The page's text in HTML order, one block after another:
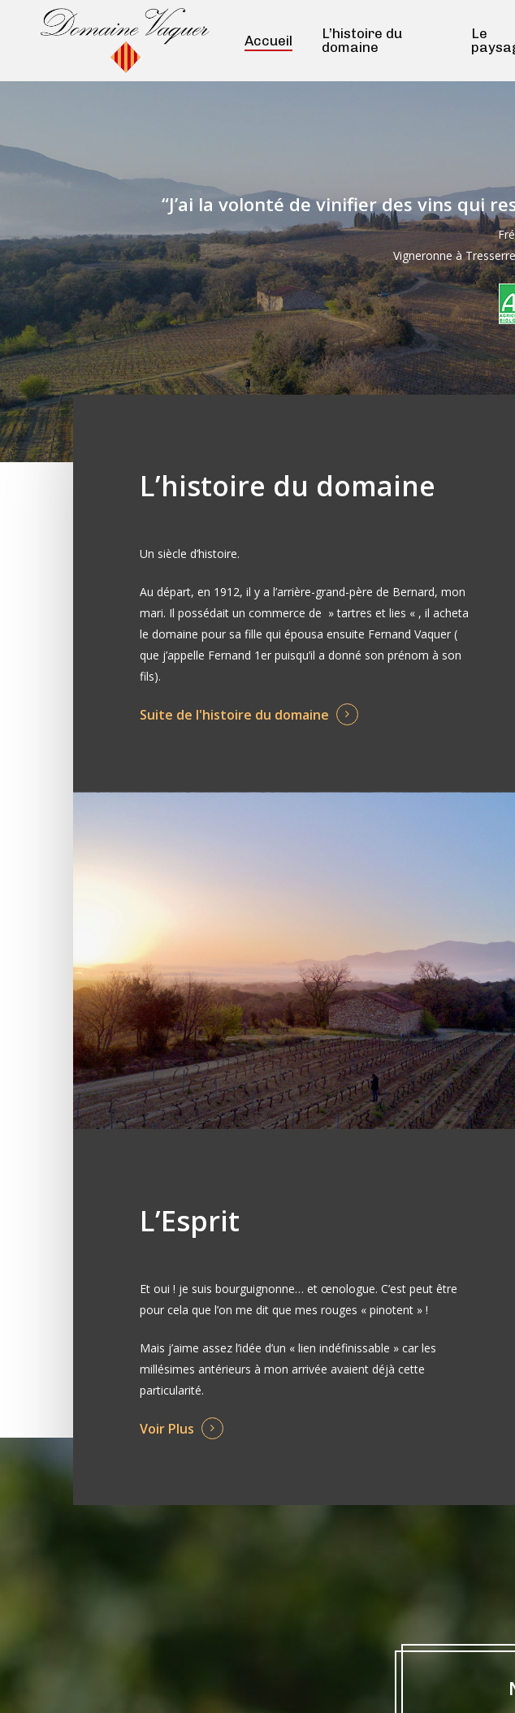
Accueil
L’histoire du
domaine
Le
“J’ai la volonté de vinifier des vins qui
Vigneronne à
L’histoire du domaine
Un siècle d’histoire.
Au départ, en 1912, il y a l’arrière-grand-père de Bernard, mon
mari. Il possédait un commerce de » tartres et lies « , il acheta
le domaine pour sa fille qui épousa ensuite Fernand Vaquer (
que j’appelle Fernand 1er puisqu’il a donné son prénom à son
fils).
Suite de l'histoire du domaine
L’Esprit
Et oui ! je suis bourguignonne… et œnologue. C’est peut être
pour cela que l’on me dit que mes rouges « pinotent » !
Mais j’aime assez l’idée d’un « lien indéfinissable » car les
millésimes antérieurs à mon arrivée avaient déjà cette
particularité.
Voir Plus